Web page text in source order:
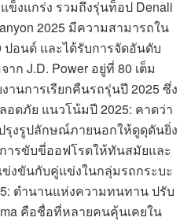
ข็งแกร่ง รวมถึงรุ่นท็อป Denali
2025 มีความสามารถใน
ปอนด์ และได้รับการจัดอันดับ
ก J.D. Power อยู่ที่ 80 เต็ม
านการเรียกคืนรถรุ่นปี 2025 ซึ่ง
ดภัย แนวโน้มปี 2025: คาดว่า
รุงรูปลักษณ์ภายนอกให้ดูดุดันยิ่ง
ารขับขี่ออฟโรดให้ทันสมัยและ
งขันกับคู่แข่งในกลุ่มรถกระบะ
ตำนานแห่งความทนทาน ปรับ
คือชื่อที่หลายคนคุ้นเคยใน